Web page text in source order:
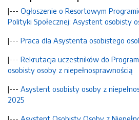
|--- Ogłoszenie o Resortowym
Polityki Społecznej: Asystent osobisty
|--- Praca dla Asystenta osobistego
|--- Rekrutacja uczestników do
osobisty osoby z niepełnosprawnością
|--- Asystent osobisty osoby z
2025